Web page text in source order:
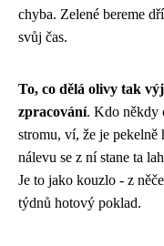
chyba. Zelené bereme
svůj čas.
To, co dělá olivy tak
zpracování. Kdo někdy
stromu, ví, že je pekelně
nálevu se z ní stane ta
Je to jako kouzlo - z
týdnů hotový poklad.